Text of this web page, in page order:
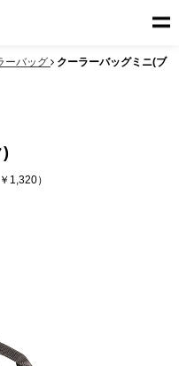
ーバッグ
クーラーバッグミニ(ブ
1,320）